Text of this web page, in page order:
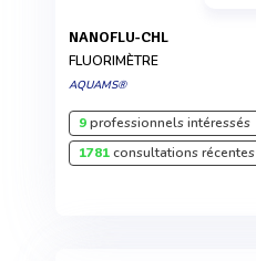
NANOFLU-CHL
FLUORIMÈTRE
AQUAMS®
9professionnels intéressés
1781consultations récentes